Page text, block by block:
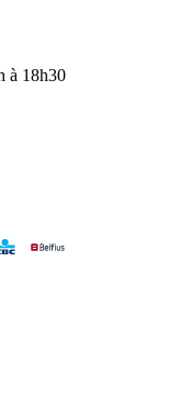
à 18h30